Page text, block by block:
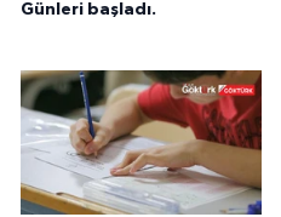
Günleri başladı.